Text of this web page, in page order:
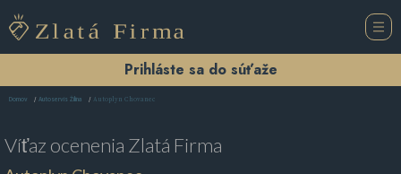
Prihláste sa do súťaže
Domov Autoservis Žilina Autoplyn Chovanec
Víťaz ocenenia Zlatá Firma